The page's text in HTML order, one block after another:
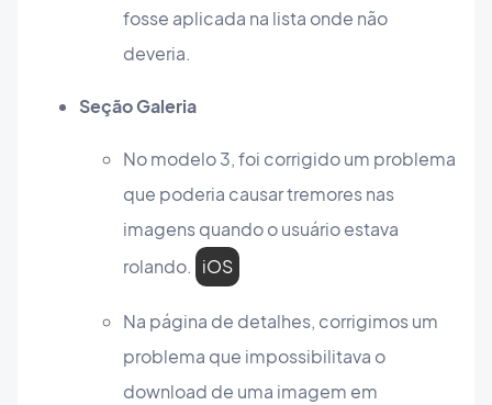
fosse aplicada na lista onde não
deveria.
Seção Galeria
No modelo 3, foi corrigido um problema
que poderia causar tremores nas
imagens quando o usuário estava
rolando. iOS
Na página de detalhes, corrigimos um
problema que impossibilitava o
download de uma imagem em